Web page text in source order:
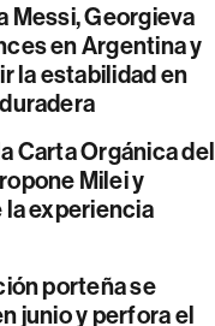
Messi, Georgieva
en Argentina y
la estabilidad en
Carta Orgánica del
Milei y
experiencia
porteña se
junio y perfora el